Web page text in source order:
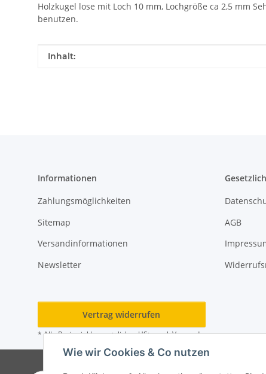
Wie wir Cookies & Co nutzen
Holzkugel lose mit Loch 10 mm, Lochgröße ca 2,5 mm
benutzen.
Produkteigenschaft
Wert
Inhalt:
Informationen
Zahlungsmöglichkeiten
Sitemap
Versandinformationen
Newsletter
AGB
Vertrag widerrufen
* Alle Preise inkl. gesetzlicher USt., zzgl.Versand